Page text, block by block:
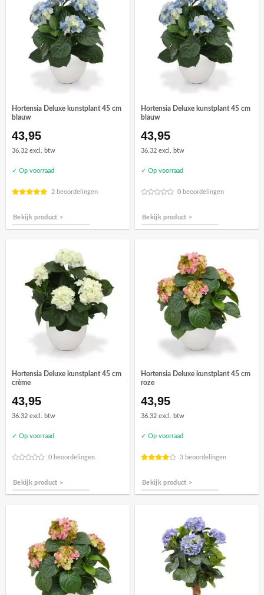
Hortensia Deluxe kunstplant 45 cm
blauw
43,95
36.32 excl. btw
✓ Op voorraad
2 beoordelingen
Bekijk product >
Hortensia Deluxe kunstplant 45 cm
blauw
43,95
36.32 excl. btw
✓ Op voorraad
0 beoordelingen
Bekijk product >
Hortensia Deluxe kunstplant 45 cm
crème
43,95
36.32 excl. btw
✓ Op voorraad
0 beoordelingen
Bekijk product >
Hortensia Deluxe kunstplant 45 cm
roze
43,95
36.32 excl. btw
✓ Op voorraad
3 beoordelingen
Bekijk product >